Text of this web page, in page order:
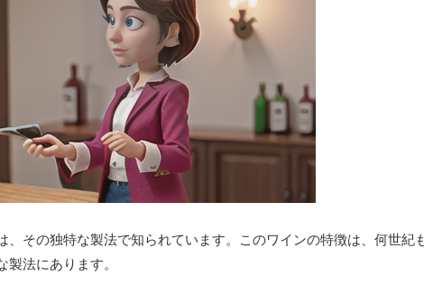
、その独特な製法で知られています。このワインの特徴は、何世紀
製法にあります。